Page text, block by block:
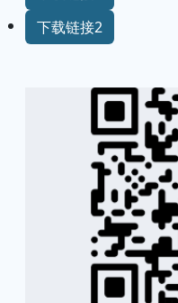
下载链接2